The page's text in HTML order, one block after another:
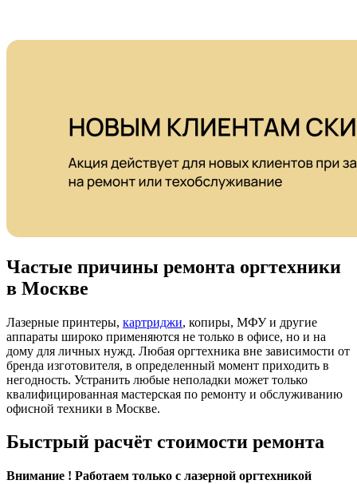
Частые причины ремонта оргтехники
в Москве
Лазерные принтеры, картриджи, копиры, МФУ и другие
аппараты широко применяются не только в офисе, но и на
дому для личных нужд. Любая оргтехника вне зависимости от
бренда изготовителя, в определенный момент приходить в
негодность. Устранить любые неполадки может только
квалифицированная мастерская по ремонту и обслуживанию
офисной техники в Москве.
Быстрый расчёт стоимости ремонта
Внимание ! Работаем только с лазерной оргтехникой